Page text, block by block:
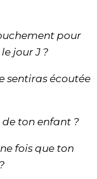
pour
jour J ?
sentiras écoutée
de ton enfant ?
fois que ton